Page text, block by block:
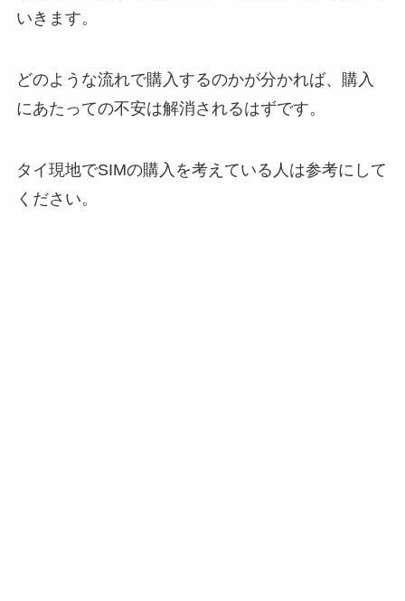
いきます。
どのような流れで購入するのかが分かれば、購入
にあたっての不安は解消されるはずです。
タイ現地でSIMの購入を考えている人は参考にして
ください。